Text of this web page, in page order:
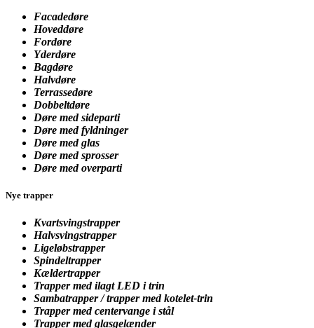
Facadedøre
Hoveddøre
Fordøre
Yderdøre
Bagdøre
Halvdøre
Terrassedøre
Dobbeltdøre
Døre med sideparti
Døre med fyldninger
Døre med glas
Døre med sprosser
Døre med overparti
Nye trapper
Kvartsvingstrapper
Halvsvingstrapper
Ligeløbstrapper
Spindeltrapper
Kældertrapper
Trapper med ilagt LED i trin
Sambatrapper /trapper med kotelet-trin
Trapper med centervange i stål
Trapper med glasgelænder